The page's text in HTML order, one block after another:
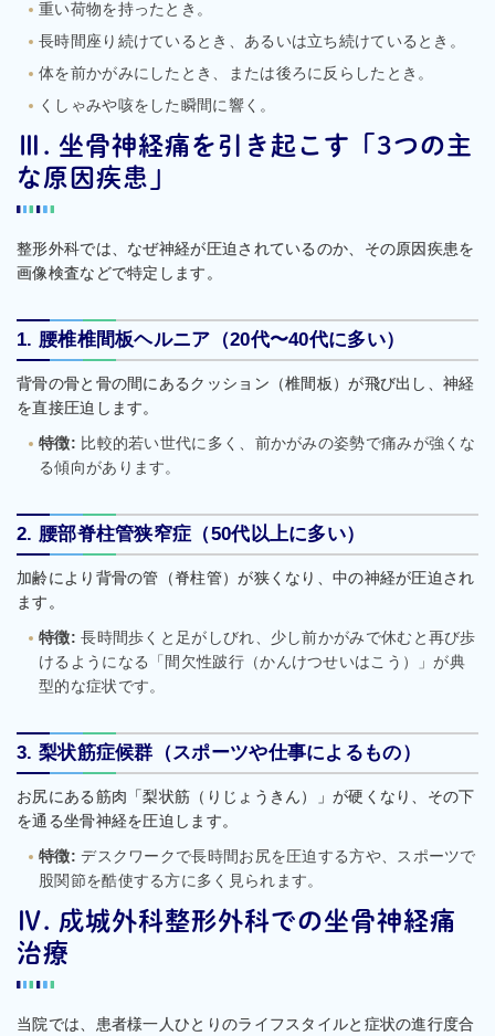
重い荷物を持ったとき。
長時間座り続けているとき、あるいは立ち続けているとき。
体を前かがみにしたとき、または後ろに反らしたとき。
くしゃみや咳をした瞬間に響く。
Ⅲ. 坐骨神経痛を引き起こす「3つの主
な原因疾患」
整形外科では、なぜ神経が圧迫されているのか、その原因疾患を
画像検査などで特定します。
1. 腰椎椎間板ヘルニア（20代〜40代に多い）
背骨の骨と骨の間にあるクッション（椎間板）が飛び出し、神経
を直接圧迫します。
特徴: 比較的若い世代に多く、前かがみの姿勢で痛みが強くな
る傾向があります。
2. 腰部脊柱管狭窄症（50代以上に多い）
加齢により背骨の管（脊柱管）が狭くなり、中の神経が圧迫され
ます。
特徴: 長時間歩くと足がしびれ、少し前かがみで休むと再び歩
けるようになる「間欠性跛行（かんけつせいはこう）」が典
型的な症状です。
3. 梨状筋症候群（スポーツや仕事によるもの）
お尻にある筋肉「梨状筋（りじょうきん）」が硬くなり、その下
を通る坐骨神経を圧迫します。
特徴: デスクワークで長時間お尻を圧迫する方や、スポーツで
股関節を酷使する方に多く見られます。
Ⅳ. 成城外科整形外科での坐骨神経痛
治療
当院では、患者様一人ひとりのライフスタイルと症状の進行度合